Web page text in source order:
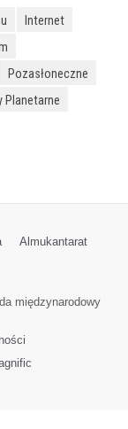
Internet
Pozasłoneczne
Planetarne
Almukantarat
międzynarodowy